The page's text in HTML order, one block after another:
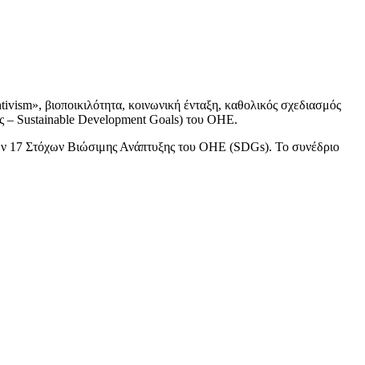
βιοποικιλότητα, κοινωνική ένταξη, καθολικός σχεδιασμός
– Sustainable Development Goals) του ΟΗΕ.
17 Στόχων Βιώσιμης Ανάπτυξης του ΟΗΕ (SDGs). Το συνέδριο